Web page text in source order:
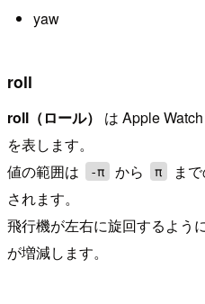
yaw
roll
roll（ロール） は Apple
を表します。
値の範囲は
-π から π
ま
されます。
飛行機が左右に旋回するよう
が増減します。